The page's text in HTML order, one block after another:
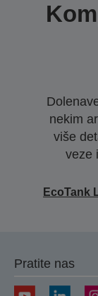
nekim
više
veze
EcoTank
Pratite nas